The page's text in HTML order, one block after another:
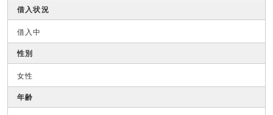
借入状況
借入中
性別
女性
年齢